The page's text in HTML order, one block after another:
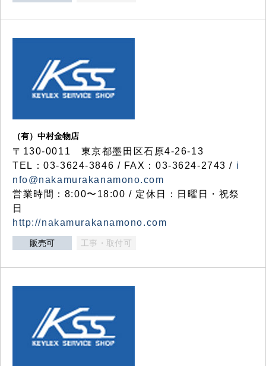
（有）中村金物店
〒130-0011 東京都墨田区石原4-26-13
TEL：03-3624-3846 / FAX：03-3624-2743 / i
nfo@nakamurakanamono.com
営業時間：8:00〜18:00 / 定休日：日曜日・祝祭
日
http://nakamurakanamono.com
販売可 工事・取付可